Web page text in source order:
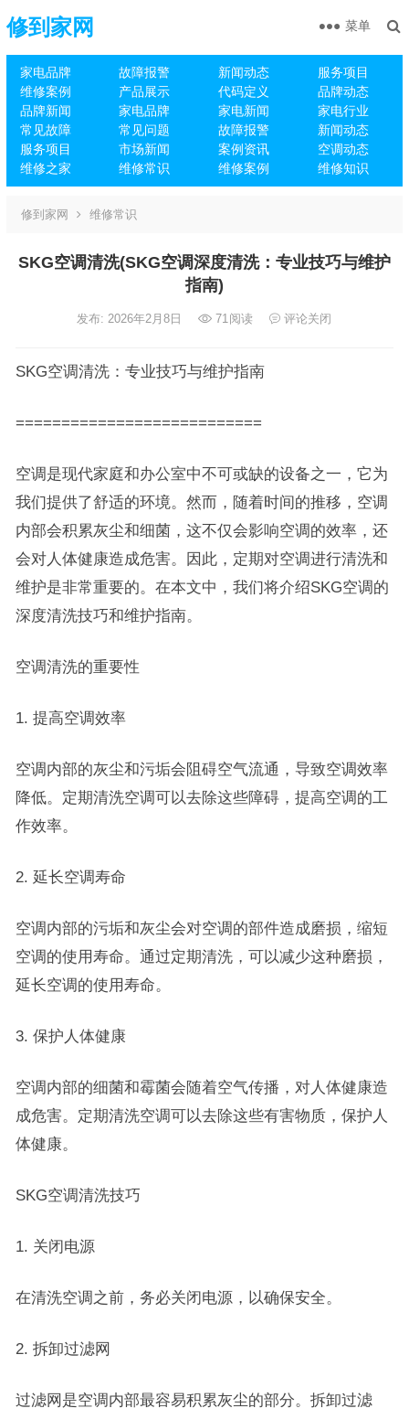
修到家网
家电品牌 故障报警 新闻动态
服务项目
维修案例
产品展示 代码定义
品牌动态
品牌新闻
家电品牌 家电新闻
家电行业
常见故障
常见问题 故障报警
新闻动态
服务项目
市场新闻 案例资讯
空调动态
维修之家
维修常识 维修案例 维修知识
菜单
修到家网 维修常识
SKG空调清洗(SKG空调深度清洗：专业技巧与维护
指南)
发布: 2026年2月8日 71阅读 评论关闭
SKG空调清洗：专业技巧与维护指南
===========================
空调是现代家庭和办公室中不可或缺的设备之一，它为
我们提供了舒适的环境。然而，随着时间的推移，空调
内部会积累灰尘和细菌，这不仅会影响空调的效率，还
会对人体健康造成危害。因此，定期对空调进行清洗和
维护是非常重要的。在本文中，我们将介绍SKG空调的
深度清洗技巧和维护指南。
空调清洗的重要性
1. 提高空调效率
空调内部的灰尘和污垢会阻碍空气流通，导致空调效率
降低。定期清洗空调可以去除这些障碍，提高空调的工
作效率。
2. 延长空调寿命
空调内部的污垢和灰尘会对空调的部件造成磨损，缩短
空调的使用寿命。通过定期清洗，可以减少这种磨损，
延长空调的使用寿命。
3. 保护人体健康
空调内部的细菌和霉菌会随着空气传播，对人体健康造
成危害。定期清洗空调可以去除这些有害物质，保护人
体健康。
SKG空调清洗技巧
1. 关闭电源
在清洗空调之前，务必关闭电源，以确保安全。
2. 拆卸过滤网
过滤网是空调内部最容易积累灰尘的部分。拆卸过滤